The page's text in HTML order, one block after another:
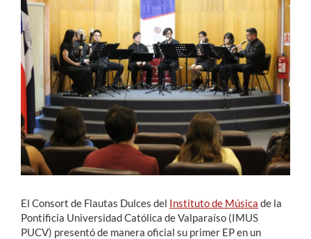
Formación Continua
Estudiantes
Académicos
Funcionarios
Alumni
El Consort de Flautas Dulces del Instituto de Música de la
Pontificia Universidad Católica de Valparaíso (IMUS
PUCV) presentó de manera oficial su primer EP en un